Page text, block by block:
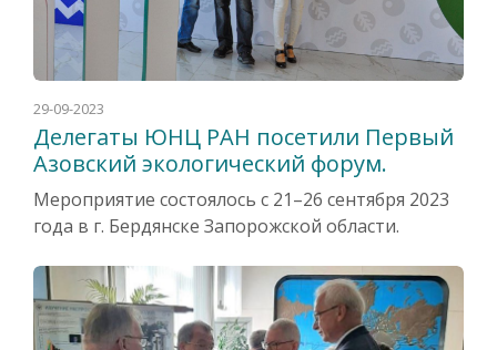
29-09-2023
Делегаты ЮНЦ РАН посетили Первый
Азовский экологический форум.
Мероприятие состоялось с 21–26 сентября 2023
года в г. Бердянске Запорожской области.